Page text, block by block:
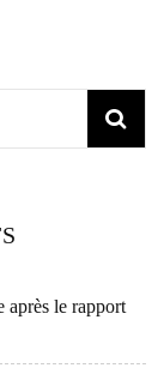
après le rapport